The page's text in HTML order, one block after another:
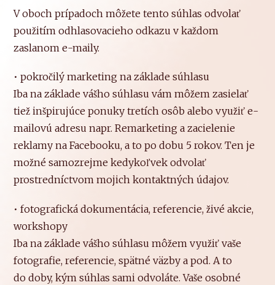
V oboch prípadoch môžete tento súhlas odvolať
použitím odhlasovacieho odkazu v každom
zaslanom e-maily.
• pokročilý marketing na základe súhlasu
Iba na základe vášho súhlasu vám môžem zasielať
tiež inšpirujúce ponuky tretích osôb alebo využiť e-
mailovú adresu napr. Remarketing a zacielenie
reklamy na Facebooku, a to po dobu 5 rokov. Ten je
možné samozrejme kedykoľvek odvolať
prostredníctvom mojich kontaktných údajov.
• fotografická dokumentácia, referencie, živé akcie,
workshopy
Iba na základe vášho súhlasu môžem využiť vaše
fotografie, referencie, spätné väzby a pod. A to
do doby, kým súhlas sami odvoláte. Vaše osobné